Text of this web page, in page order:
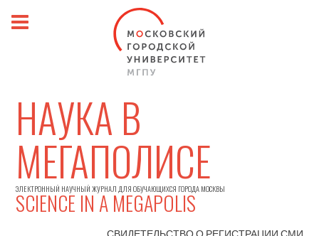
НАУКА В
МЕГАПОЛИСЕ
ЭЛЕКТРОННЫЙ НАУЧНЫЙ ЖУРНАЛ ДЛЯ ОБУЧАЮЩИХСЯ ГОРОДА МОСКВЫ
SCIENCE IN A MEGAPOLIS
СВИДЕТЕЛЬСТВО О РЕГИСТРАЦИИСМИ